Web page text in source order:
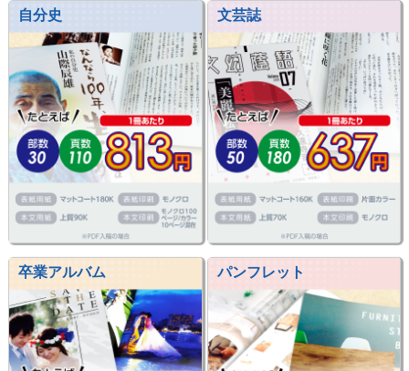
自分史 文芸誌
卒業アルバム パンフレット